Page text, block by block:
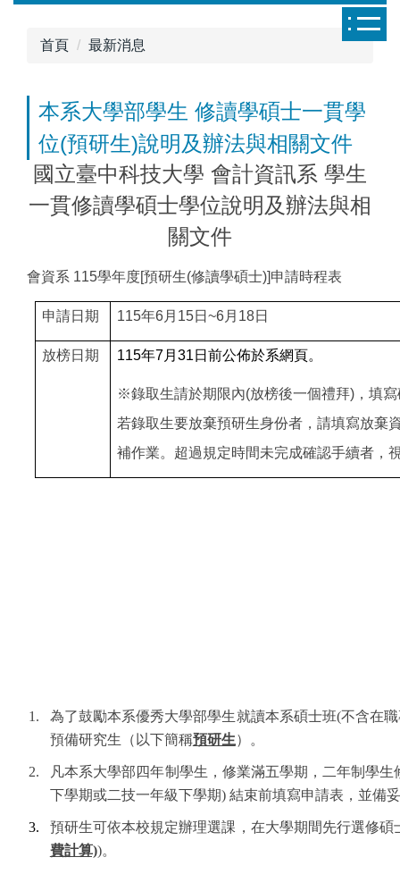
首頁 最新消息
本系大學部學生 修讀學碩士一貫學
位(預研生)說明及辦法與相關文件
國立臺中科技大學 會計資訊系 學生
一貫修讀學碩士學位說明及辦法與相
關文件
會資系 115學年度[預研生(修讀學碩士)]申請時程表
申請日期 115年6月15日~6月18日
放榜日期 115年7月31日前公佈於系網頁。
※錄取生請於期限內(放榜後一個禮拜)，填
若錄取生要放棄預研生身份者，請填寫放棄
補作業。超過規定時間未完成確認手續者，
1. 為了鼓勵本系優秀大學部學生就讀本系碩士班(不含在
預備研究生（以下簡稱預研生）。
2. 凡本系大學部四年制學生，修業滿五學期，二年制學
下學期或二技一年級下學期) 結束前填寫申請表，並備
3.預研生可依本校規定辦理選課，在大學期間先行選修碩
費計算))。